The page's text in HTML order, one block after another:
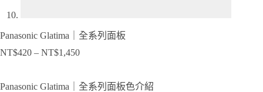
Panasonic Glatima｜全系列面板
NT$420 – NT$1,450價
範
Panasonic Glatima｜全系列面板色介紹